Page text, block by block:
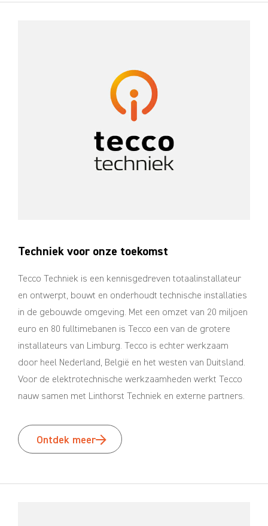
Techniek voor onze toekomst
Tecco Techniek is een kennisgedreven totaalinstallateur
en ontwerpt, bouwt en onderhoudt technische installaties
in de gebouwde omgeving. Met een omzet van 20 miljoen
euro en 80 fulltimebanen is Tecco een van de grotere
installateurs van Limburg. Tecco is echter werkzaam
door heel Nederland, België en het westen van Duitsland.
Voor de elektrotechnische werkzaamheden werkt Tecco
nauw samen met Linthorst Techniek en externe partners.
Ontdek meer